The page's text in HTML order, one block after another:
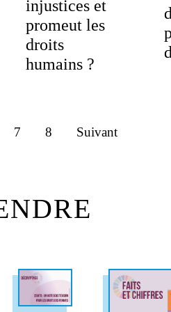
injustices et
promeut les
droits
humains ?
7 8 Suivant